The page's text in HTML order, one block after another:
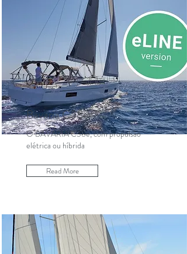
Bavaria C38e
O BAVARIA C38e, com propulsão
elétrica ou híbrida
Read More